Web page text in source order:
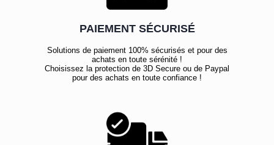
PAIEMENT SÉCURISÉ
Solutions de paiement 100% sécurisés et pour des
achats en toute sérénité !
Choisissez la protection de 3D Secure ou de Paypal
pour des achats en toute confiance !